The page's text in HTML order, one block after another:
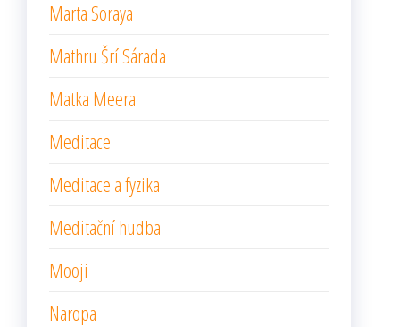
Marta Soraya
Mathru Šrí Sárada
Matka Meera
Meditace
Meditace a fyzika
Meditační hudba
Mooji
Naropa